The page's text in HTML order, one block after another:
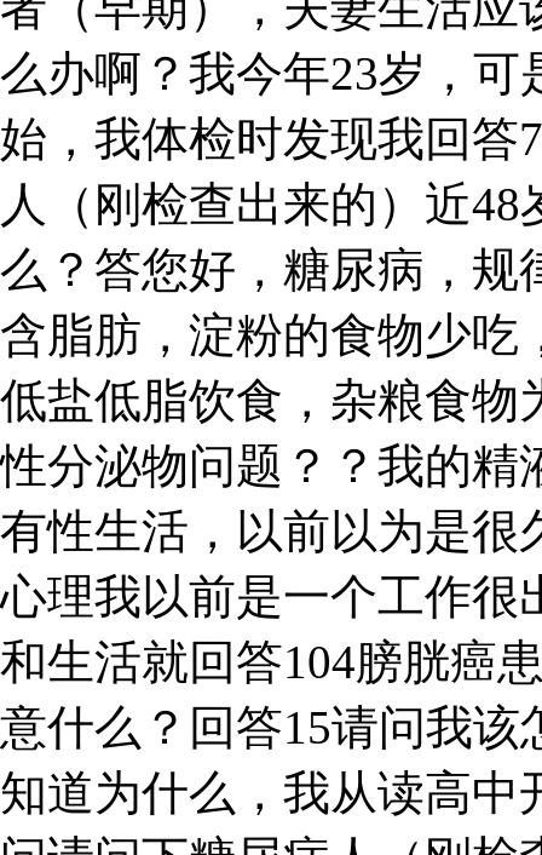
么办啊？我今年23岁，
始，我体检时发现我回答
人（刚检查出来的）近
么？答您好，糖尿病，规
含脂肪，淀粉的食物少吃
低盐低脂饮食，杂粮食物
性分泌物问题？？我的精
有性生活，以前以为是很
心理我以前是一个工作很
和生活就回答104膀胱癌
意什么？回答15请问我
知道为什么，我从读高中